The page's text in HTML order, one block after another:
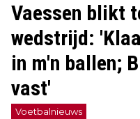
Vaessen blikt
wedstrijd:
in m'n ballen;
vast'
Voetbalnieuws